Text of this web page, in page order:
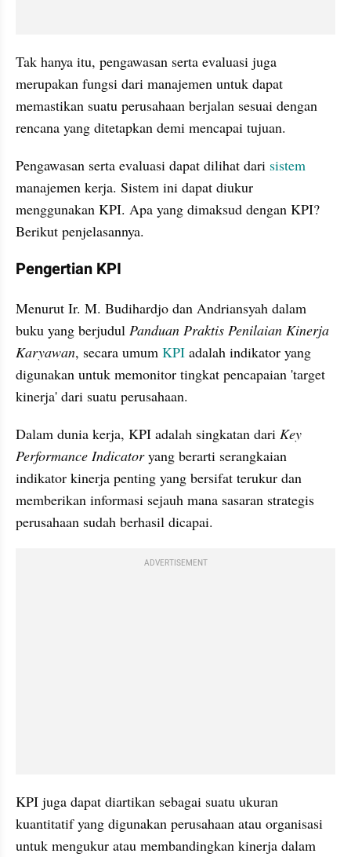
Tak hanya itu, pengawasan serta evaluasi juga
merupakan fungsi dari manajemen untuk dapat
memastikan suatu perusahaan berjalan sesuai dengan
rencana yang ditetapkan demi mencapai tujuan.
Pengawasan serta evaluasi dapat dilihat dari
manajemen kerja. Sistem ini dapat diukur
menggunakan KPI. Apa yang dimaksud dengan KPI?
Berikut penjelasannya.
Pengertian KPI
Menurut Ir. M. Budihardjo dan ‎Andriansyah dalam
buku yang berjudul Panduan Praktis Penilaian Kinerja
Karyawan, secara umum KPI adalah indikator yang
digunakan untuk memonitor tingkat pencapaian 'target
kinerja' dari suatu perusahaan.
Dalam dunia kerja, KPI adalah singkatan dari Key
Performance Indicator yang berarti serangkaian
indikator kinerja penting yang bersifat terukur dan
memberikan informasi sejauh mana sasaran strategis
perusahaan sudah berhasil dicapai.
ADVERTISEMENT
KPI juga dapat diartikan sebagai suatu ukuran
kuantitatif yang digunakan perusahaan atau organisasi
untuk mengukur atau membandingkan kinerja dalam